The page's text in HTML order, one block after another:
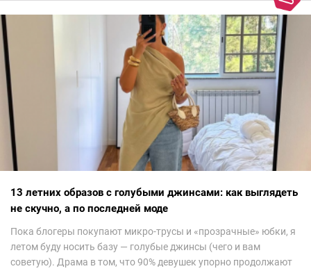
13 летних образов с голубыми джинсами: как выглядеть
не скучно, а по последней моде
Пока блогеры покупают микро-трусы и «прозрачные» юбки, я
летом буду носить базу — голубые джинсы (чего и вам
советую). Драма в том, что 90% девушек упорно продолжают